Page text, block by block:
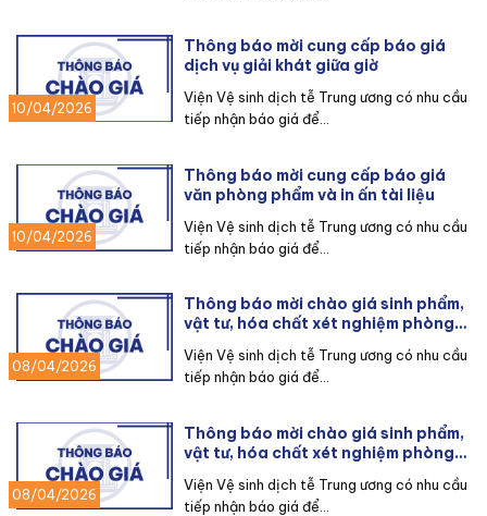
10/04/2026
Thông báo mời cung cấp báo giá
dịch vụ giải khát giữa giờ
Viện Vệ sinh dịch tễ Trung ương có nhu cầu
tiếp nhận báo giá để...
10/04/2026
Thông báo mời cung cấp báo giá
văn phòng phẩm và in ấn tài liệu
Viện Vệ sinh dịch tễ Trung ương có nhu cầu
tiếp nhận báo giá để...
08/04/2026
Thông báo mời chào giá sinh phẩm,
vật tư, hóa chất xét nghiệm phòng
chống dịch hạch (lần 2).
Viện Vệ sinh dịch tễ Trung ương có nhu cầu
tiếp nhận báo giá để...
08/04/2026
Thông báo mời chào giá sinh phẩm,
vật tư, hóa chất xét nghiệm phòng
chống bệnh dại (lần 2)
Viện Vệ sinh dịch tễ Trung ương có nhu cầu
tiếp nhận báo giá để...